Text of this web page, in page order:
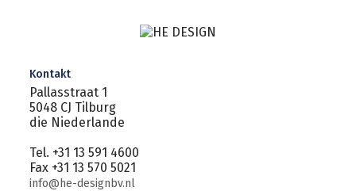
Kontakt
Pallasstraat 1
5048 CJ Tilburg
die Niederlande
Tel. +31 13 591 4600
Fax +31 13 570 5021
info@he-designbv.nl